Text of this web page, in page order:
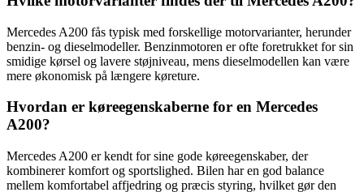
Mercedes A200 fås typisk med forskellige motorvarianter, herunder
benzin- og dieselmodeller. Benzinmotoren er ofte foretrukket for sin
smidige kørsel og lavere støjniveau, mens dieselmodellen kan være
mere økonomisk på længere køreture.
Hvordan er køreegenskaberne for en Mercedes
A200?
Mercedes A200 er kendt for sine gode køreegenskaber, der
kombinerer komfort og sportslighed. Bilen har en god balance
mellem komfortabel affjedring og præcis styring, hvilket gør den